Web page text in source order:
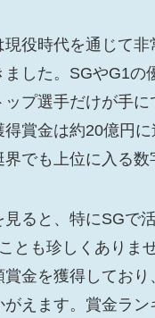
現役時代を通じて非
した。SGやG1の
プ選手だけが手に
賞金は約20億円
でも上位に入る数
ると、特にSGで
とも珍しくありま
賞金を獲得しており
えます。賞金ラン